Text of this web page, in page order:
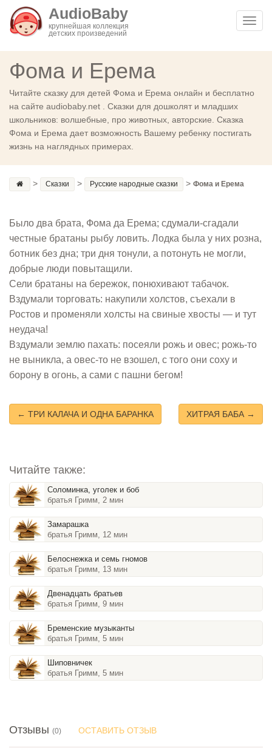
AudioBaby
крупнейшая коллекция
детских произведений
Фома и Ерема
Читайте сказку для детей Фома и Ерема онлайн и бесплатно
на сайте audiobaby.net . Сказки для дошколят и младших
школьников: волшебные, про животных, авторские. Сказка
Фома и Ерема дает возможность Вашему ребенку постигать
жизнь на наглядных примерах.
> Сказки > Русские народные сказки > Фома и Ерема
Было два брата, Фома да Ерема; сдумали-сгадали
честные братаны рыбу ловить. Лодка была у них розна,
ботник без дна; три дня тонули, а потонуть не могли,
добрые люди повытащили.
Сели братаны на бережок, понюхивают табачок.
Вздумали торговать: накупили холстов, съехали в
Ростов и променяли холсты на свиные хвосты — и тут
неудача!
Вздумали землю пахать: посеяли рожь и овес; рожь-то
не выникла, а овес-то не взошел, с того они соху и
борону в огонь, а сами с пашни бегом!
← ТРИ КАЛАЧА И ОДНА БАРАНКА ХИТРАЯ БАБА →
Читайте также:
Соломинка, уголек и боб
братья Гримм, 2 мин
Замарашка
братья Гримм, 12 мин
Белоснежка и семь гномов
братья Гримм, 13 мин
Двенадцать братьев
братья Гримм, 9 мин
Бременские музыканты
братья Гримм, 5 мин
Шиповничек
братья Гримм, 5 мин
Отзывы (0) ОСТАВИТЬ ОТЗЫВ